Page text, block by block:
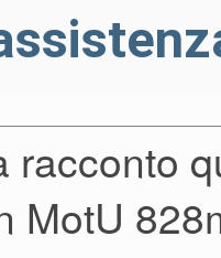
racconto
MotU